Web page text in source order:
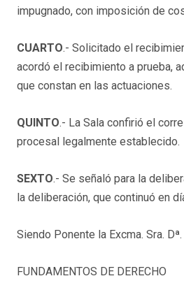
impugnado, con imposición de
CUARTO.- Solicitado el
acordó el recibimiento a prueba,
que constan en las actuaciones.
QUINTO.- La Sala confirió el
procesal legalmente establecido.
SEXTO.- Se señaló para la
la deliberación, que continuó en
Siendo Ponente la Excma. Sra.
FUNDAMENTOS DE DERECHO